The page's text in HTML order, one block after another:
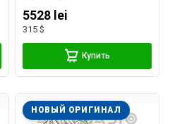
5528 lei
315 $
Купить
НОВЫЙ ОРИГИНАЛ